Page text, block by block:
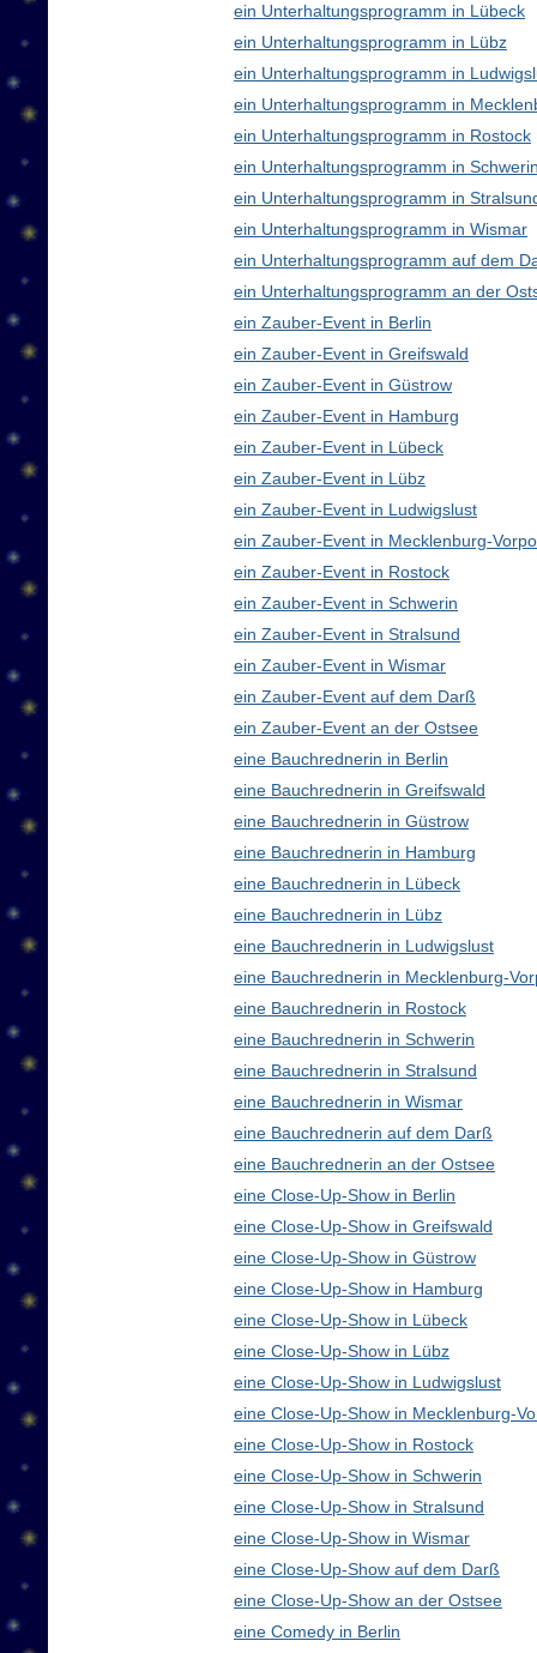
ein Unterhaltungsprogramm in Lübeck
ein Unterhaltungsprogramm in Lübz
ein Unterhaltungsprogramm in
ein Unterhaltungsprogramm in
ein Unterhaltungsprogramm in Rostock
ein Unterhaltungsprogramm in
ein Unterhaltungsprogramm in
ein Unterhaltungsprogramm in Wismar
ein Unterhaltungsprogramm auf dem
ein Unterhaltungsprogramm an der
ein Zauber-Event in Berlin
ein Zauber-Event in Greifswald
ein Zauber-Event in Güstrow
ein Zauber-Event in Hamburg
ein Zauber-Event in Lübeck
ein Zauber-Event in Lübz
ein Zauber-Event in Ludwigslust
ein Zauber-Event in Mecklenburg-
ein Zauber-Event in Rostock
ein Zauber-Event in Schwerin
ein Zauber-Event in Stralsund
ein Zauber-Event in Wismar
ein Zauber-Event auf dem Darß
ein Zauber-Event an der Ostsee
eine Bauchrednerin in Berlin
eine Bauchrednerin in Greifswald
eine Bauchrednerin in Güstrow
eine Bauchrednerin in Hamburg
eine Bauchrednerin in Lübeck
eine Bauchrednerin in Lübz
eine Bauchrednerin in Ludwigslust
eine Bauchrednerin in Mecklenburg-
eine Bauchrednerin in Rostock
eine Bauchrednerin in Schwerin
eine Bauchrednerin in Stralsund
eine Bauchrednerin in Wismar
eine Bauchrednerin auf dem Darß
eine Bauchrednerin an der Ostsee
eine Close-Up-Show in Berlin
eine Close-Up-Show in Greifswald
eine Close-Up-Show in Güstrow
eine Close-Up-Show in Hamburg
eine Close-Up-Show in Lübeck
eine Close-Up-Show in Lübz
eine Close-Up-Show in Ludwigslust
eine Close-Up-Show in Mecklenburg-
eine Close-Up-Show in Rostock
eine Close-Up-Show in Schwerin
eine Close-Up-Show in Stralsund
eine Close-Up-Show in Wismar
eine Close-Up-Show auf dem Darß
eine Close-Up-Show an der Ostsee
eine Comedy in Berlin